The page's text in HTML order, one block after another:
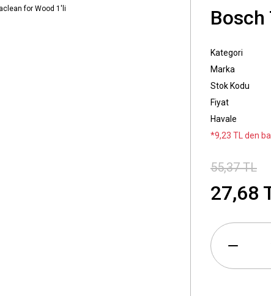
Bosch
Kategori
Marka
Stok Kodu
Fiyat
Havale
*9,23 TL den
55,37 TL
27,68